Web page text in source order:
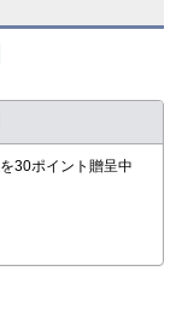
30ポイント贈呈中